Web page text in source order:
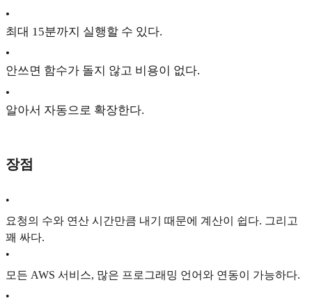
•
최대 15분까지 실행할 수 있다.
•
안쓰면 함수가 돌지 않고 비용이 없다.
•
알아서 자동으로 확장한다.
장점
•
요청의 수와 연산 시간만큼 내기 때문에 계산이 쉽다. 그리고
꽤 싸다.
•
모든 AWS 서비스, 많은 프로그래밍 언어와 연동이 가능하다.
•